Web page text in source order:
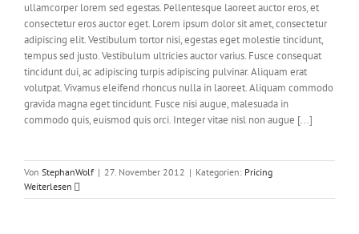
ullamcorper lorem sed egestas. Pellentesque laoreet auctor eros, et
consectetur eros auctor eget. Lorem ipsum dolor sit amet, consectetur
adipiscing elit. Vestibulum tortor nisi, egestas eget molestie tincidunt,
tempus sed justo. Vestibulum ultricies auctor varius. Fusce consequat
tincidunt dui, ac adipiscing turpis adipiscing pulvinar. Aliquam erat
volutpat. Vivamus eleifend rhoncus nulla in laoreet. Aliquam commodo
gravida magna eget tincidunt. Fusce nisi augue, malesuada in
commodo quis, euismod quis orci. Integer vitae nisl non augue [...]
Von StephanWolf | 27. November 2012 | Kategorien: Pricing
Weiterlesen